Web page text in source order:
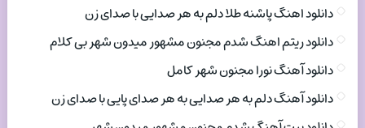
دانلود اهنگ پاشنه طلا دلم به هر صدایی با صدای زن
دانلود ریتم اهنگ شدم مجنون مشهور میدون شهر بی کلام
دانلود آهنگ نورا مجنون شهر کامل
دانلود آهنگ دلم به هر صدایی به هر صدای پایی با صدای زن